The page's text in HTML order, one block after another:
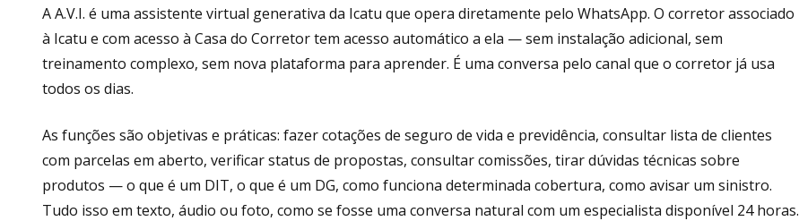
A A.V.I. é uma assistente virtual generativa da Icatu que opera diretamente pelo WhatsApp. O corretor associado
à Icatu e com acesso à Casa do Corretor tem acesso automático a ela — sem instalação adicional, sem
treinamento complexo, sem nova plataforma para aprender. É uma conversa pelo canal que o corretor já usa
todos os dias.
As funções são objetivas e práticas: fazer cotações de seguro de vida e previdência, consultar lista de clientes
com parcelas em aberto, verificar status de propostas, consultar comissões, tirar dúvidas técnicas sobre
produtos — o que é um DIT, o que é um DG, como funciona determinada cobertura, como avisar um sinistro.
Tudo isso em texto, áudio ou foto, como se fosse uma conversa natural com um especialista disponível 24 horas.